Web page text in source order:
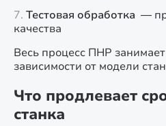
Тестовая обработка —
качества
Весь процесс ПНР
зависимости от модели
Что продлевает
станка